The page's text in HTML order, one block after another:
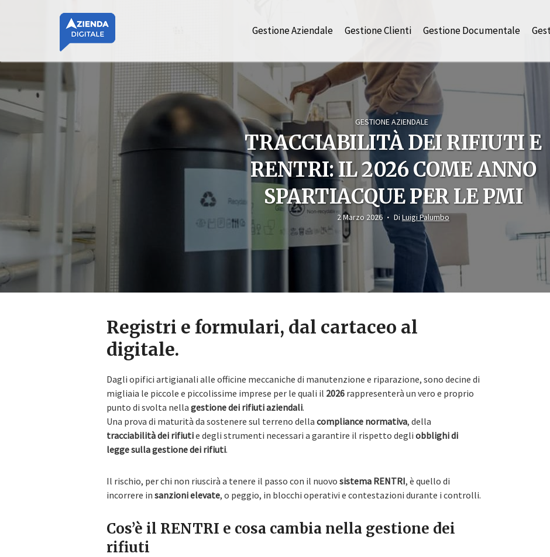
Gestione Aziendale Gestione Clienti Gestione Documentale
GESTIONE AZIENDALE
TRACCIABILITÀ DEI RIFIUTI E
RENTRI: IL 2026 COME ANNO
SPARTIACQUE PER LE PMI
2 Marzo 2026 Di Luigi Palumbo
Registri e formulari, dal cartaceo al
digitale.
Dagli opifici artigianali alle officine meccaniche di manutenzione e riparazione, sono decine di
migliaia le piccole e piccolissime imprese per le quali il 2026 rappresenterà un vero e proprio
punto di svolta nella gestione dei rifiuti aziendali.
Una prova di maturità da sostenere sul terreno della compliance normativa, della
tracciabilità dei rifiutie degli strumenti necessari a garantire il rispetto degli obblighi di
legge sulla gestione dei rifiuti.
Il rischio, per chi non riuscirà a tenere il passo con il nuovo sistema RENTRI, è quello di
incorrere in sanzioni elevate, o peggio, in blocchi operativi e contestazioni durante i controlli.
Cos’è il RENTRI e cosa cambia nella gestione dei
rifiuti